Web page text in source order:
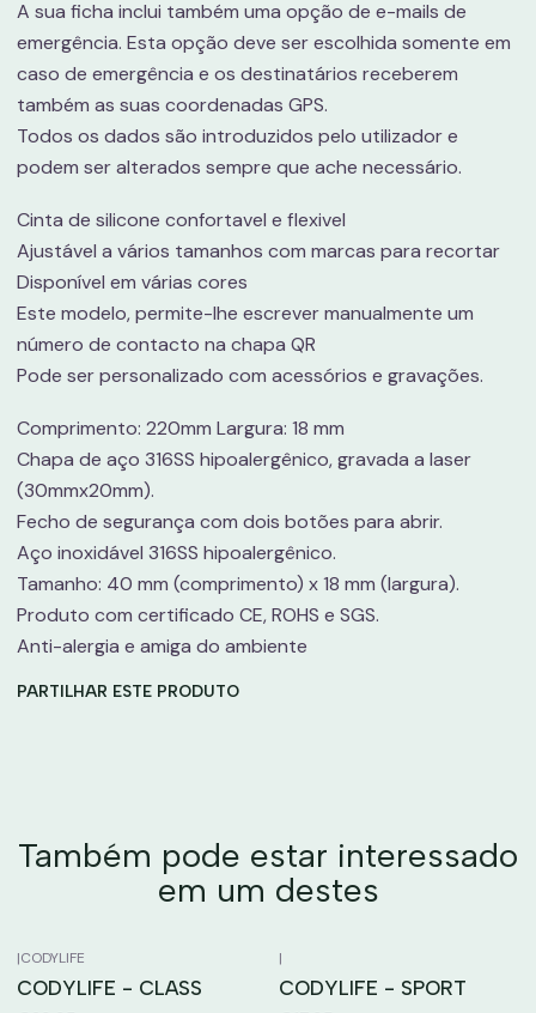
A sua ficha inclui também uma opção de e-mails de
emergência. Esta opção deve ser escolhida somente em
caso de emergência e os destinatários receberem
também as suas coordenadas GPS.
Todos os dados são introduzidos pelo utilizador e
podem ser alterados sempre que ache necessário.
Cinta de silicone confortavel e flexivel
Ajustável a vários tamanhos com marcas para recortar
Disponível em várias cores
Este modelo, permite-lhe escrever manualmente um
número de contacto na chapa QR
Pode ser personalizado com acessórios e gravações.
Comprimento: 220mm Largura: 18 mm
Chapa de aço 316SS hipoalergênico, gravada a laser
(30mmx20mm).
Fecho de segurança com dois botões para abrir.
Aço inoxidável 316SS hipoalergênico.
Tamanho: 40 mm (comprimento) x 18 mm (largura).
Produto com certificado CE, ROHS e SGS.
Anti-alergia e amiga do ambiente
PARTILHAR ESTE PRODUTO
Também pode estar interessado
em um destes
|CODYLIFE
CODYLIFE - CLASS
|
CODYLIFE - SPORT